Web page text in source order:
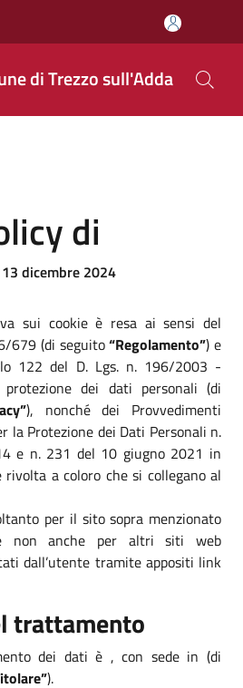
di Trezzo sull'Adda
di
dicembre 2024
sui cookie è resa ai sensi del
679 (di seguito“Regolamento”) e
122 del D. Lgs. n. 196/2003 -
dei dati personali (di
), nonché dei Provvedimenti
la Protezione dei Dati Personali n.
e n. 231 del 10 giugno 2021 in
a coloro che si collegano al
per il sito sopra menzionato
non anche per altri siti web
dall’utente tramite appositi link
trattamento
dei dati è , con sede in (di
).